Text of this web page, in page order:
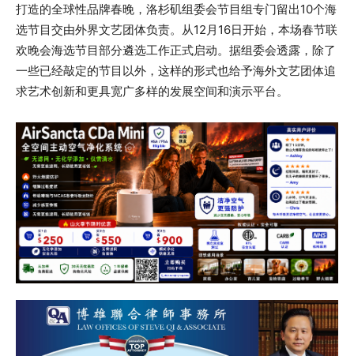
打造的全球性品牌春晚，洛杉矶组委会节目组专门留出10个海
选节目交由外界文艺团体负责。从12月16日开始，本场春节联
欢晚会海选节目部分遴选工作正式启动。据组委会透露，除了
一些已经敲定的节目以外，这样的形式也给予海外文艺团体追
求艺术创新和更具宽广多样的发展空间和演示平台。